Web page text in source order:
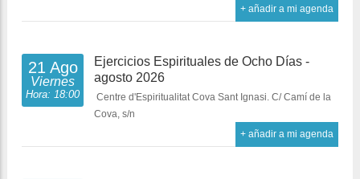
+ añadir a mi agenda
21 Ago
Viernes
Hora: 18:00
Ejercicios Espirituales de Ocho Días -
agosto 2026
Centre d'Espiritualitat Cova Sant Ignasi. C/ Camí de la
Cova, s/n
+ añadir a mi agenda